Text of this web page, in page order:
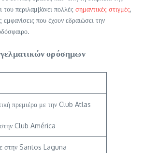
του περιλαμβάνει πολλές σημαντικές στιγμές,
εμφανίσεις που έχουν εδραιώσει την
ορόσημων
πρεμιέρα με την Club Atlas
Club América
στην Santos Laguna